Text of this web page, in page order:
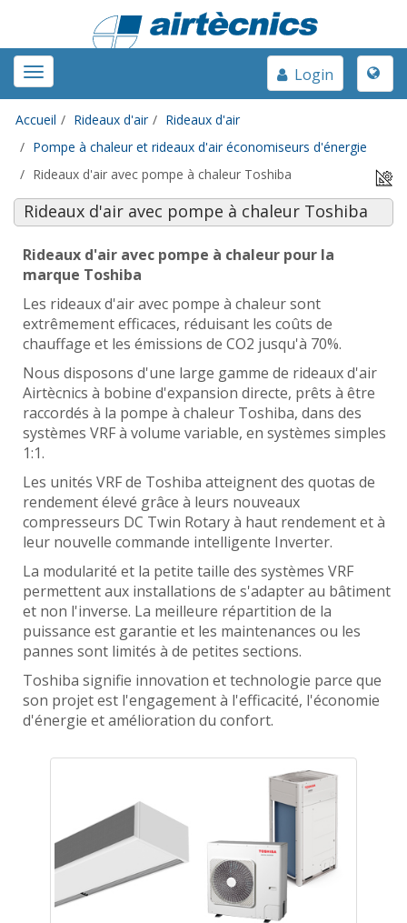
Toggle
navigation
Toggle
Login
Accueil Rideaux d'air
Rideaux d'air
Pompe à chaleur et rideaux d'air économiseurs d'énergie
Rideaux d'air avec pompe à chaleur Toshiba
Rideaux d'air avec pompe à chaleur Toshiba
Rideaux d'air avec pompe à chaleur pour la
marque Toshiba
Les rideaux d'air avec pompe à chaleur sont
extrêmement efficaces, réduisant les coûts de
chauffage et les émissions de CO2 jusqu'à 70%.
Nous disposons d'une large gamme de rideaux d'air
Airtècnics à bobine d'expansion directe, prêts à être
raccordés à la pompe à chaleur Toshiba, dans des
systèmes VRF à volume variable, en systèmes simples
1:1.
Les unités VRF de Toshiba atteignent des quotas de
rendement élevé grâce à leurs nouveaux
compresseurs DC Twin Rotary à haut rendement et à
leur nouvelle commande intelligente Inverter.
La modularité et la petite taille des systèmes VRF
permettent aux installations de s'adapter au bâtiment
et non l'inverse. La meilleure répartition de la
puissance est garantie et les maintenances ou les
pannes sont limités à de petites sections.
Toshiba signifie innovation et technologie parce que
son projet est l'engagement à l'efficacité, l'économie
d'énergie et amélioration du confort.